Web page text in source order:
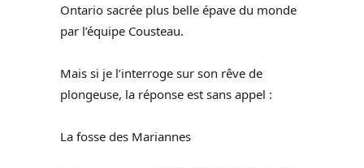
Ontario sacrée plus belle épave du monde
par l’équipe Cousteau.
Mais si je l’interroge sur son rêve de
plongeuse, la réponse est sans appel :
La fosse des Mariannes